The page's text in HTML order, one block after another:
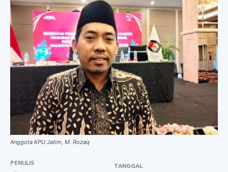
Anggota KPU Jatim, M. Rozaq
PENULIS TANGGAL